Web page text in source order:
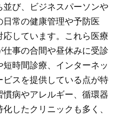
び、ビジネスパーソンや
常の健康管理や予防医
しています。これら医療
事の合間や昼休みに受診
時間診療、インターネッ
ビスを提供している点が特
病やアレルギー、循環器
したクリニックも多く、